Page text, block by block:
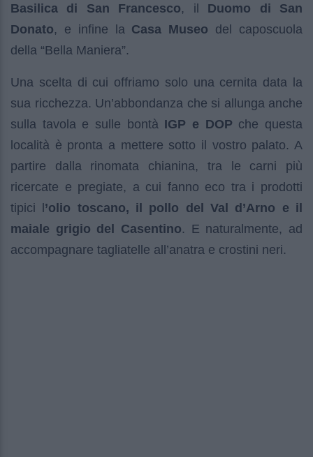
Basilica di San Francesco, il Duomo di San
Donato, e infine la Casa Museo del caposcuola
della “Bella Maniera”.
Una scelta di cui offriamo solo una cernita data la
sua ricchezza. Un’abbondanza che si allunga anche
sulla tavola e sulle bontà IGP e DOP che questa
località è pronta a mettere sotto il vostro palato. A
partire dalla rinomata chianina, tra le carni più
ricercate e pregiate, a cui fanno eco tra i prodotti
tipici l’olio toscano, il pollo del Val d’Arno e il
maiale grigio del Casentino. E naturalmente, ad
accompagnare tagliatelle all’anatra e crostini neri.